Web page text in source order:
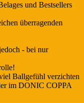
und Bestsellers
überragenden
- bei nur
Ballgefühl verzichten
im DONIC COPPA